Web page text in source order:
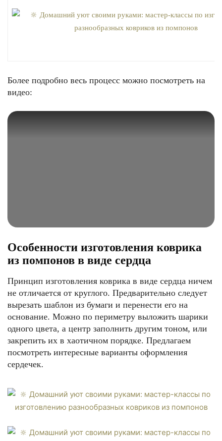
Более подробно весь процесс можно посмотреть на
видео:
Особенности изготовления коврика
из помпонов в виде сердца
Принцип изготовления коврика в виде сердца ничем
не отличается от круглого. Предварительно следует
вырезать шаблон из бумаги и перенести его на
основание. Можно по периметру выложить шарики
одного цвета, а центр заполнить другим тоном, или
закрепить их в хаотичном порядке. Предлагаем
посмотреть интересные варианты оформления
сердечек.